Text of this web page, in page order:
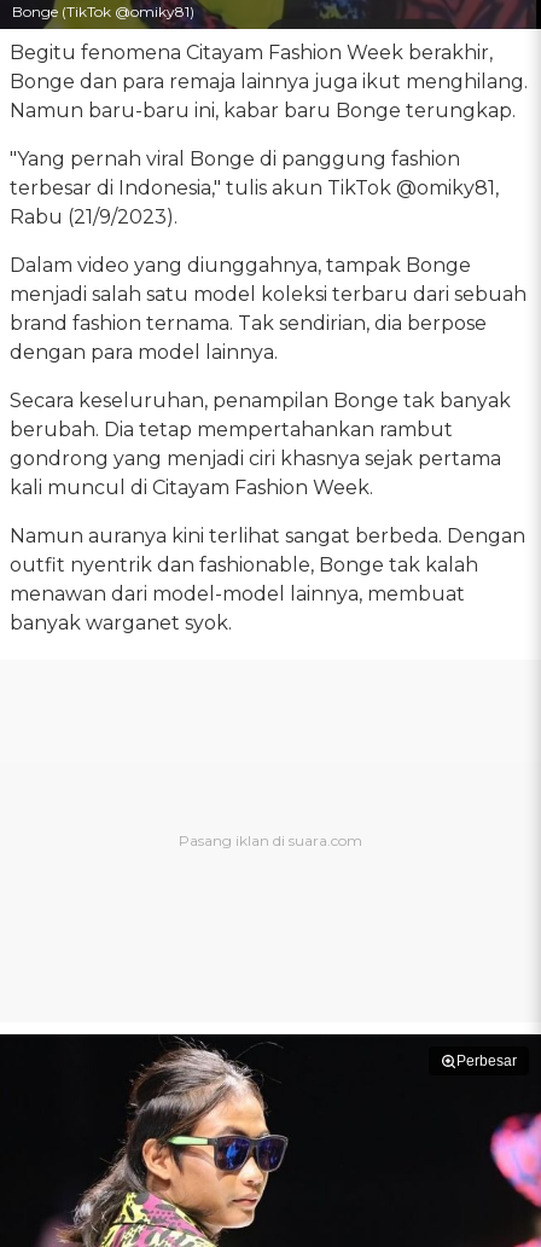
Bonge (TikTok @omiky81)
Begitu fenomena Citayam Fashion Week berakhir,
Bonge dan para remaja lainnya juga ikut menghilang.
Namun baru-baru ini, kabar baru Bonge terungkap.
"Yang pernah viral Bonge di panggung fashion
terbesar di Indonesia," tulis akun TikTok @omiky81,
Rabu (21/9/2023).
Dalam video yang diunggahnya, tampak Bonge
menjadi salah satu model koleksi terbaru dari sebuah
brand fashion ternama. Tak sendirian, dia berpose
dengan para model lainnya.
Secara keseluruhan, penampilan Bonge tak banyak
berubah. Dia tetap mempertahankan rambut
gondrong yang menjadi ciri khasnya sejak pertama
kali muncul di Citayam Fashion Week.
Namun auranya kini terlihat sangat berbeda. Dengan
outfit nyentrik dan fashionable, Bonge tak kalah
menawan dari model-model lainnya, membuat
banyak warganet syok.
Perbesar